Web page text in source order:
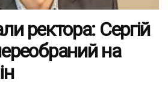
ректора: Сергій
на